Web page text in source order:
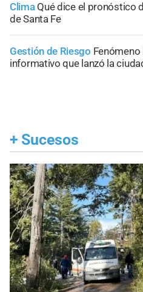
Clima Qué dice el pronóstico
de Santa Fe
Gestión de Riesgo Fenómeno
informativo que lanzó la
+ Sucesos